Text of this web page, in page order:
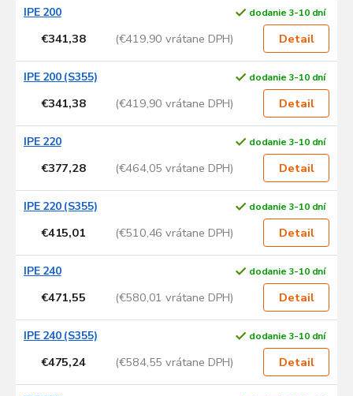
IPE 200 dodanie 3-10 dní
€341,38 (€419,90 vrátane DPH) Detail
IPE 200 (S355) dodanie 3-10 dní
€341,38 (€419,90 vrátane DPH) Detail
IPE 220 dodanie 3-10 dní
€377,28 (€464,05 vrátane DPH) Detail
IPE 220 (S355) dodanie 3-10 dní
€415,01 (€510,46 vrátane DPH) Detail
IPE 240 dodanie 3-10 dní
€471,55 (€580,01 vrátane DPH) Detail
IPE 240 (S355) dodanie 3-10 dní
€475,24 (€584,55 vrátane DPH) Detail